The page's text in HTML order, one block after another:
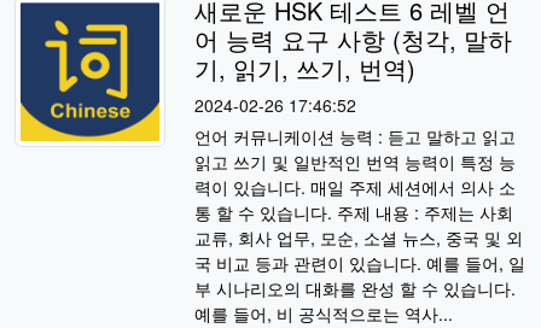
새로운 HSK 테스트 6 레벨 언
어 능력 요구 사항 (청각, 말하
기, 읽기, 쓰기, 번역)
2024-02-26 17:46:52
언어 커뮤니케이션 능력 : 듣고 말하고 읽고
읽고 쓰기 및 일반적인 번역 능력이 특정 능
력이 있습니다. 매일 주제 세션에서 의사 소
통 할 수 있습니다. 주제 내용 : 주제는 사회
교류, 회사 업무, 모순, 소셜 뉴스, 중국 및 외
국 비교 등과 관련이 있습니다. 예를 들어, 일
부 시나리오의 대화를 완성 할 수 있습니다.
예를 들어, 비 공식적으로는 역사...